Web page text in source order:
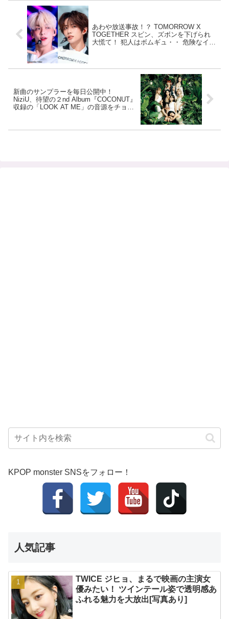
あわや放送事故！？ TOMORROW X
TOGETHER スビン、ズボンを下げられ
大慌て！ 犯人はボムギュ・・ 危険なイタ
新曲のサンプラーを毎日公開中！
NiziU、待望の２nd Album『COCONUT』
収録の「LOOK AT ME」の音源をチョイ
KPOP monster SNSをフォロー！
人気記事
TWICE ジヒョ、まるで映画の主演女
優みたい！ ツインテール姿で透明感あ
ふれる魅力を大放出[写真あり]